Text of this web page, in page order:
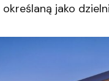
jako